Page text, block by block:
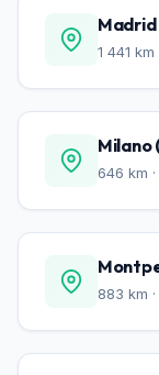
Madrid
1 441
Milano
646 km
883 km